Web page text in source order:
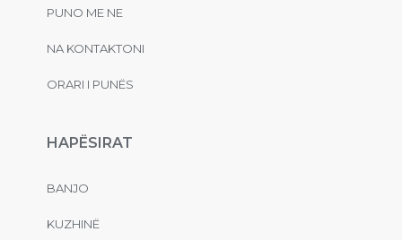
PUNO ME NE
NA KONTAKTONI
ORARI I PUNËS
HAPËSIRAT
BANJO
KUZHINË